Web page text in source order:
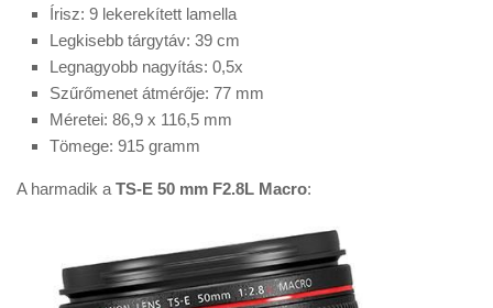
Írisz: 9 lekerekített lamella
Legkisebb tárgytáv: 39 cm
Legnagyobb nagyítás: 0,5x
Szűrőmenet átmérője: 77 mm
Méretei: 86,9 x 116,5 mm
Tömege: 915 gramm
A harmadik a TS-E 50 mm F2.8L Macro: